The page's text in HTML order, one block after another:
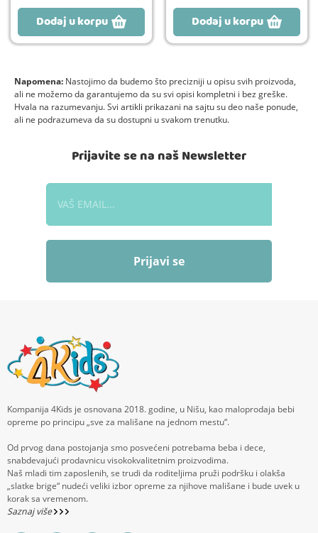
Dodaj u korpu Dodaj u korpu
Napomena: Nastojimo da budemo što precizniji u opisu svih proizvoda,
ali ne možemo da garantujemo da su svi opisi kompletni i bez greške.
Hvala na razumevanju. Svi artikli prikazani na sajtu su deo naše ponude,
ali ne podrazumeva da su dostupni u svakom trenutku.
Prijavite se na naš Newsletter
Prijavi se
Kompanija 4Kids je osnovana 2018. godine, u Nišu, kao maloprodaja bebi
opreme po principu „sve za mališane na jednom mestu“.
Od prvog dana postojanja smo posvećeni potrebama beba i dece,
snabdevajući prodavnicu visokokvalitetnim proizvodima.
Naš mladi tim zaposlenih, se trudi da roditeljima pruži podršku i olakša
„slatke brige“ nudeći veliki izbor opreme za njihove mališane i bude uvek u
korak sa vremenom.
Saznaj više